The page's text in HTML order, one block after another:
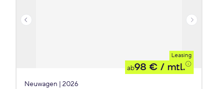
Leasing
ab98 € / mtl.
Neuwagen | 2026